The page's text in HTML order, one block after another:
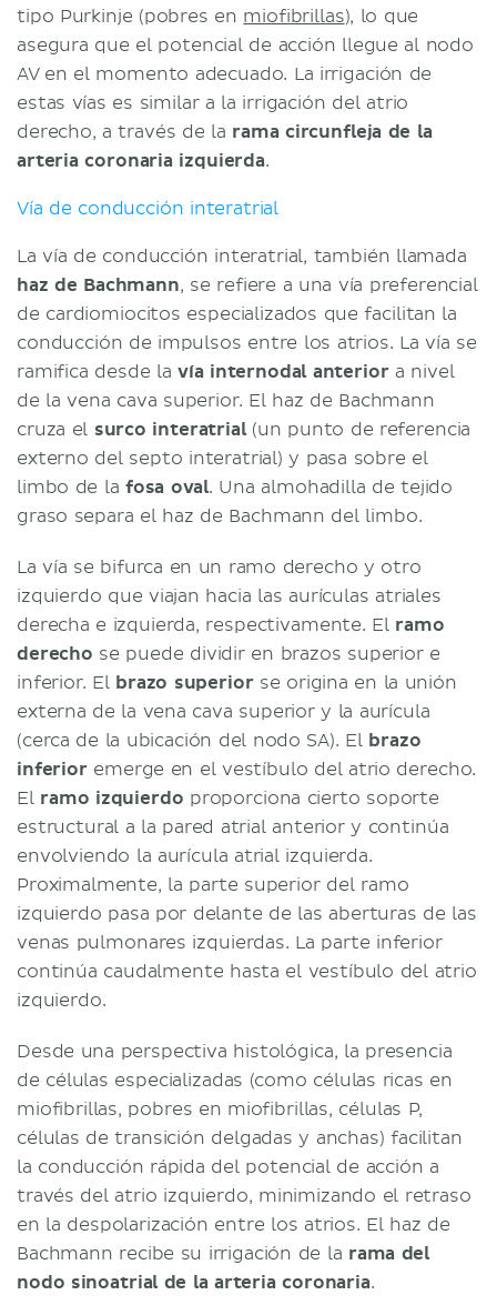
tipo Purkinje (pobres en miofibrillas), lo que
asegura que el potencial de acción llegue al nodo
AV en el momento adecuado. La irrigación de
estas vías es similar a la irrigación del atrio
derecho, a través de la rama circunfleja de la
arteria coronaria izquierda.
Vía de conducción interatrial
La vía de conducción interatrial, también llamada
haz de Bachmann, se refiere a una vía preferencial
de cardiomiocitos especializados que facilitan la
conducción de impulsos entre los atrios. La vía se
ramifica desde la vía internodal anteriora nivel
de la vena cava superior. El haz de Bachmann
cruza el surco interatrial(un punto de referencia
externo del septo interatrial) y pasa sobre el
limbo de la fosa oval. Una almohadilla de tejido
graso separa el haz de Bachmann del limbo.
La vía se bifurca en un ramo derecho y otro
izquierdo que viajan hacia las aurículas atriales
derecha e izquierda, respectivamente. El ramo
derecho se puede dividir en brazos superior e
inferior. El brazo superiorse origina en la unión
externa de la vena cava superior y la aurícula
(cerca de la ubicación del nodo SA). El brazo
inferioremerge en el vestíbulo del atrio derecho.
El ramo izquierdo proporciona cierto soporte
estructural a la pared atrial anterior y continúa
envolviendo la aurícula atrial izquierda.
Proximalmente, la parte superior del ramo
izquierdo pasa por delante de las aberturas de las
venas pulmonares izquierdas. La parte inferior
continúa caudalmente hasta el vestíbulo del atrio
izquierdo.
Desde una perspectiva histológica, la presencia
de células especializadas (como células ricas en
miofibrillas, pobres en miofibrillas, células P,
células de transición delgadas y anchas) facilitan
la conducción rápida del potencial de acción a
través del atrio izquierdo, minimizando el retraso
en la despolarización entre los atrios. El haz de
Bachmann recibe su irrigación de la rama del
nodo sinoatrial de la arteria coronaria.